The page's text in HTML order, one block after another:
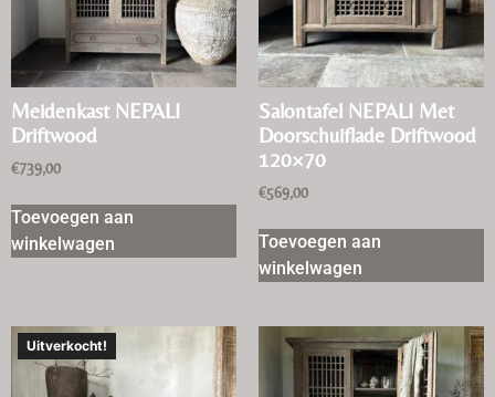
Meidenkast NEPALI
Driftwood
€739,00
Toevoegen aan
winkelwagen
Salontafel NEPALI Met
Doorschuiflade Driftwood
120×70
€569,00
Toevoegen aan
winkelwagen
Uitverkocht!